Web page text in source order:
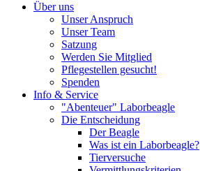
Über uns
Unser Anspruch
Unser Team
Satzung
Werden Sie Mitglied
Pflegestellen gesucht!
Spenden
Info & Service
"Abenteuer" Laborbeagle
Die Entscheidung
Der Beagle
Was ist ein Laborbeagle?
Tierversuche